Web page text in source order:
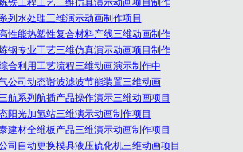
铁工程工艺三维仿真演示动画项目制作
列水处理三维演示动画制作项目
性能热塑性复合材料产线三维动画制作
钢专业工艺三维仿真演示动画项目制作
合利用工艺流程三维动画演示制作中
公司动态谐波滤波节能装置三维动画
航系列航插产品操作演示三维动画项目
阳光加氢站三维演示动画制作项目
建材全维板产品三维演示动画制作项目
司自动更换模具液压硫化机三维动画项目